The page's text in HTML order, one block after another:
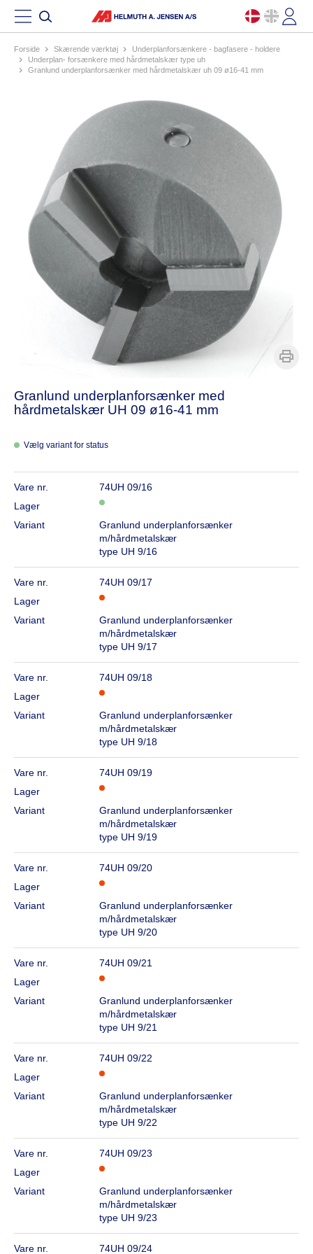
Forside skærende værktøj
underplanforsænkere - bagfasere - holdere
underplan- forsænkere med hårdmetalskær type uh
granlund underplanforsænker med hårdmetalskær uh 09 ø16-41 mm
Granlund underplanforsænker med
hårdmetalskær UH 09 ø16-41 mm
Vælg variant for status
Vare nr.
74UH 09/16
Lager
Variant
Granlund underplanforsænker
m/hårdmetalskær
type UH 9/16
Vare nr.
74UH 09/17
Lager
Variant
Granlund underplanforsænker
m/hårdmetalskær
type UH 9/17
Vare nr.
74UH 09/18
Lager
Variant
Granlund underplanforsænker
m/hårdmetalskær
type UH 9/18
Vare nr.
74UH 09/19
Lager
Variant
Granlund underplanforsænker
m/hårdmetalskær
type UH 9/19
Vare nr.
74UH 09/20
Lager
Variant
Granlund underplanforsænker
m/hårdmetalskær
type UH 9/20
Vare nr.
74UH 09/21
Lager
Variant
Granlund underplanforsænker
m/hårdmetalskær
type UH 9/21
Vare nr.
74UH 09/22
Lager
Variant
Granlund underplanforsænker
m/hårdmetalskær
type UH 9/22
Vare nr.
74UH 09/23
Lager
Variant
Granlund underplanforsænker
m/hårdmetalskær
type UH 9/23
Vare nr. 74UH 09/24